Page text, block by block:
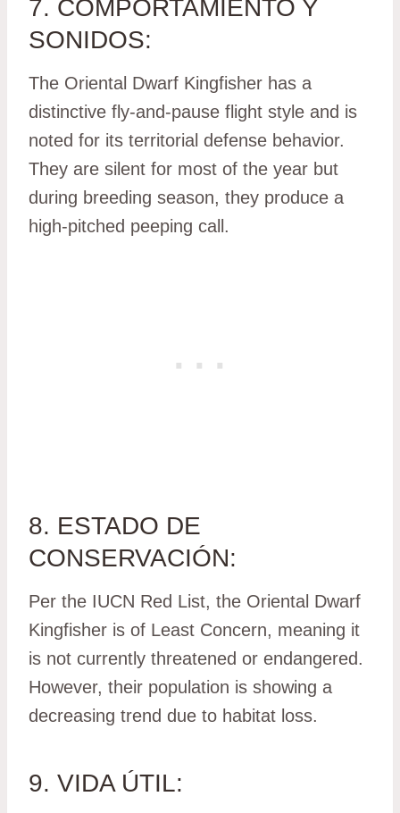
7. COMPORTAMIENTO Y
SONIDOS:
The Oriental Dwarf Kingfisher has a
distinctive fly-and-pause flight style and is
noted for its territorial defense behavior.
They are silent for most of the year but
during breeding season, they produce a
high-pitched peeping call.
8. ESTADO DE
CONSERVACIÓN:
Per the IUCN Red List, the Oriental Dwarf
Kingfisher is of Least Concern, meaning it
is not currently threatened or endangered.
However, their population is showing a
decreasing trend due to habitat loss.
9. VIDA ÚTIL: